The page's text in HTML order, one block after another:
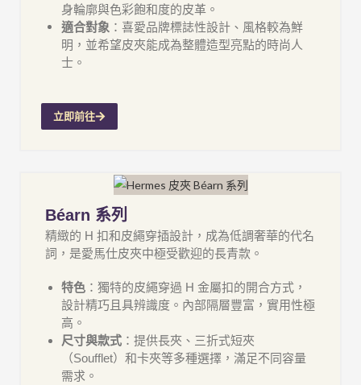
身輪廓與色彩飽和度的皮革。
適合對象 ：喜愛品牌標誌性設計、風格較為鮮
明，並希望皮夾能成為整體造型亮點的時尚人
士。
立即前往
Béarn 系列
精緻的 H 扣和皮繩穿插設計，成為低調奢華的代名
詞，是愛馬仕皮夾中極受歡迎的長青款。
特色 ：獨特的皮繩穿過 H 金屬扣的開合方式，
設計精巧且具辨識度。內部隔層豐富，實用性極
高。
尺寸與款式 ：提供長夾、三折式短夾
（Soufflet）和卡夾等多種選擇，滿足不同容量
需求。